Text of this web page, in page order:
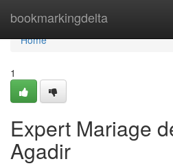
bookmarkingdelta
Home
Home
1
Expert Mariage
Agadir